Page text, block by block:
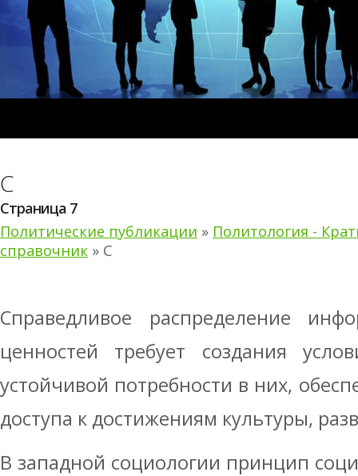
С
Страница 7
Политические публикации » Политология -
справочник » С
Справедливое распределение
ценностей требует создания
устойчивой потребности в них,
досту­па к достижениям культуры,
В западной социологии принцип